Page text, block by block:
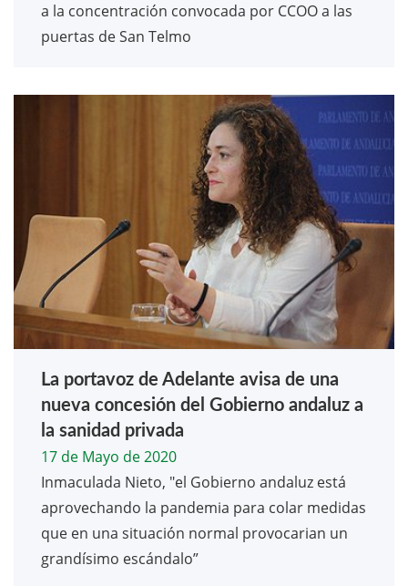
a la concentración convocada por CCOO a las
puertas de San Telmo
La portavoz de Adelante avisa de una
nueva concesión del Gobierno andaluz a
la sanidad privada
17 de Mayo de 2020
Inmaculada Nieto, "el Gobierno andaluz está
aprovechando la pandemia para colar medidas
que en una situación normal provocarian un
grandísimo escándalo”